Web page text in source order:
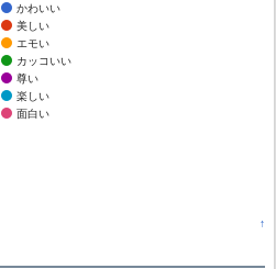
かわいい
美しい
エモい
カッコいい
尊い
楽しい
面白い
↑